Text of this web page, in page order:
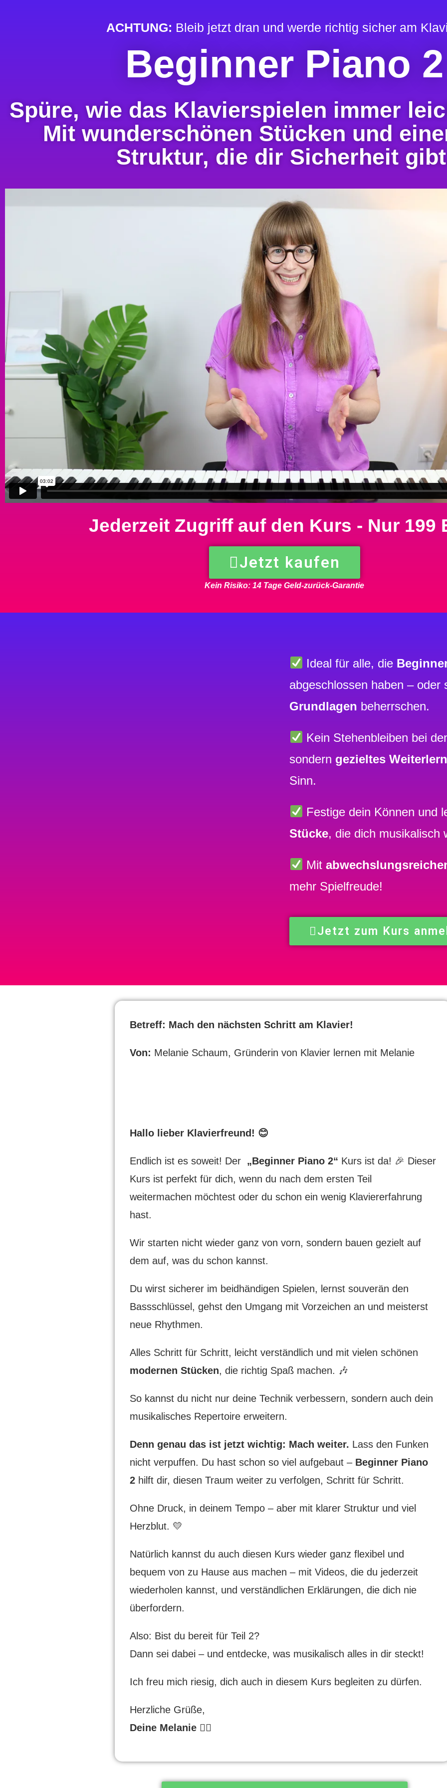
ACHTUNG: Bleib jetzt dran und werde richtig sicher am
Beginner Piano 2
Spüre, wie das Klavierspielen immer
Mit wunderschönen Stücken und
Struktur, die dir Sicherheit
Jederzeit Zugriff auf den Kurs - Nur 199
Jetzt kaufen
Kein Risiko: 14 Tage Geld-zurück-Garantie
Ideal für alle, die
abgeschlossen haben – oder
Grundlagen beherrschen.
Kein Stehenbleiben bei
sondern gezieltes
Sinn.
Festige dein Können und
Stücke, die dich musikalisch
Mit
mehr Spielfreude!
Jetzt zum Kurs
Betreff: Mach den nächsten Schritt am Klavier!
Von: Melanie Schaum, Gründerin von Klavier lernen mit Melanie
Hallo lieber Klavierfreund! 😊
Endlich ist es soweit! Der „Beginner Piano 2“ Kurs ist da! 🎉 Dieser
Kurs ist perfekt für dich, wenn du nach dem ersten Teil
weitermachen möchtest oder du schon ein wenig Klaviererfahrung
hast.
Wir starten nicht wieder ganz von vorn, sondern bauen gezielt auf
dem auf, was du schon kannst.
Du wirst sicherer im beidhändigen Spielen, lernst souverän den
Bassschlüssel, gehst den Umgang mit Vorzeichen an und meisterst
neue Rhythmen.
Alles Schritt für Schritt, leicht verständlich und mit vielen schönen
modernen Stücken, die richtig Spaß machen. 🎶
So kannst du nicht nur deine Technik verbessern, sondern auch dein
musikalisches Repertoire erweitern.
Denn genau das ist jetzt wichtig: Mach weiter. Lass den Funken
nicht verpuffen. Du hast schon so viel aufgebaut – Beginner Piano
2 hilft dir, diesen Traum weiter zu verfolgen, Schritt für Schritt.
Ohne Druck, in deinem Tempo – aber mit klarer Struktur und viel
Herzblut. 💛
Natürlich kannst du auch diesen Kurs wieder ganz flexibel und
bequem von zu Hause aus machen – mit Videos, die du jederzeit
wiederholen kannst, und verständlichen Erklärungen, die dich nie
überfordern.
Also: Bist du bereit für Teil 2?
Dann sei dabei – und entdecke, was musikalisch alles in dir steckt!
Ich freu mich riesig, dich auch in diesem Kurs begleiten zu dürfen.
Herzliche Grüße,
Deine Melanie 🙋‍♀️